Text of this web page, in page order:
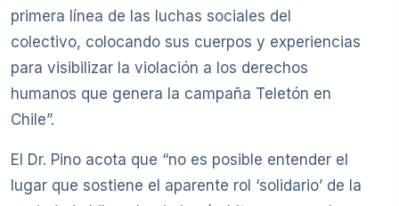
primera línea de las luchas sociales del
colectivo, colocando sus cuerpos y experiencias
para visibilizar la violación a los derechos
humanos que genera la campaña Teletón en
Chile”.
El Dr. Pino acota que “no es posible entender el
lugar que sostiene el aparente rol ‘solidario’ de la